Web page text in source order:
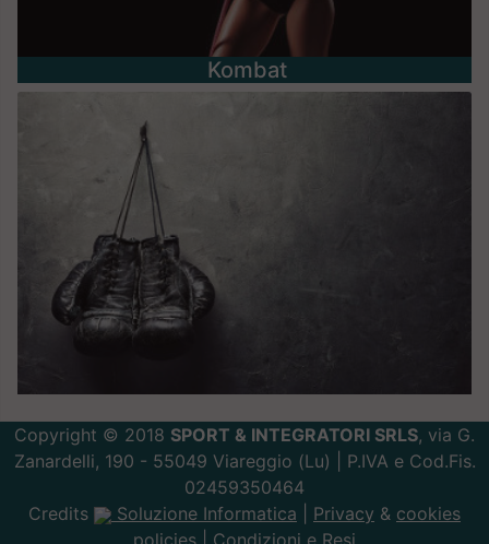
Kombat
Copyright © 2018 SPORT & INTEGRATORI SRLS, via G.
Zanardelli, 190 - 55049 Viareggio (Lu) | P.IVA e Cod.Fis.
02459350464
Credits
Soluzione Informatica Privacy & cookies